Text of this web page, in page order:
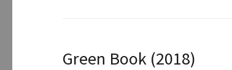
Green Book (2018)